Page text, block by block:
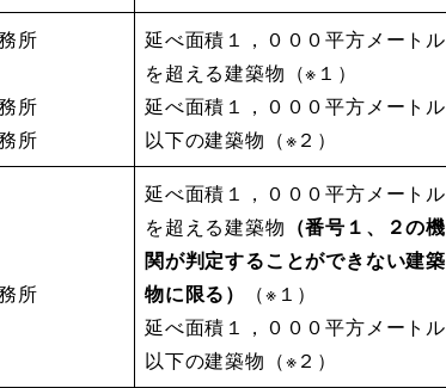
所
所
所
延べ面積１，０００平方メートル
を超える建築物（※１）
延べ面積１，０００平方メートル
以下の建築物（※２）
所
延べ面積１，０００平方メートル
を超える建築物 （番号１、２の機
関が判定することができない建築
物に限る）
（※１）
延べ面積１，０００平方メートル
以下の建築物（※２）